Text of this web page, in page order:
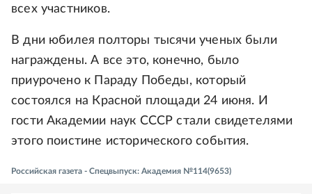
всех участников.
В дни юбилея полторы тысячи ученых были
награждены. А все это, конечно, было
приурочено к Параду Победы, который
состоялся на Красной площади 24 июня. И
гости Академии наук СССР стали свидетелями
этого поистине исторического события.
Российская газета - Спецвыпуск: Академия №114(9653)